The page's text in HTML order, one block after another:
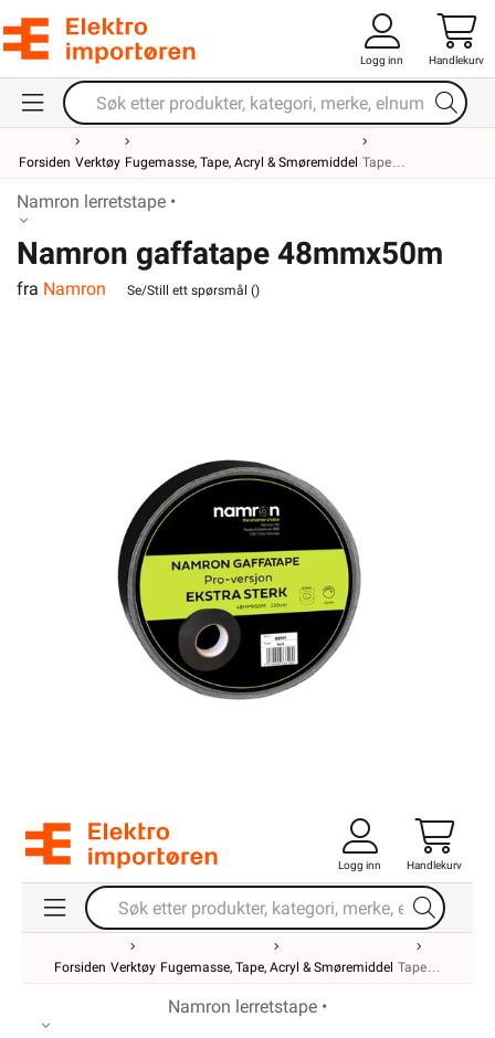
Logg inn Handlekurv
Forsiden Verktøy Fugemasse, Tape, Acryl & Smøremiddel Tape
Namron lerretstape •
Namron gaffatape 48mmx50m
sort Pro
fra Namron Se/Still ett spørsmål ()
Logg inn Handlekurv
Forsiden Verktøy Fugemasse, Tape, Acryl & Smøremiddel Tape
Namron lerretstape •